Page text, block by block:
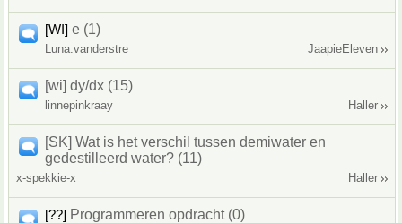
[WI] e (1)
Luna.vanderstre JaapieEleven
[wi] dy/dx (15)
linnepinkraay Haller
[SK] Wat is het verschil tussen demiwater en
gedestilleerd water? (11)
x-spekkie-x Haller
[??] Programmeren opdracht (0)